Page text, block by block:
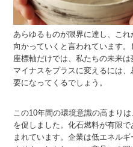
あらゆるものが限界に達し、こ
向かっていくと言われています
座標軸だけでは、私たちの未来は
マイナスをプラスに変えるには
要になってくるでしょう。
この10年間の環境意識の高まり
を促しました。化石燃料が有限
まれています。企業は低エネル